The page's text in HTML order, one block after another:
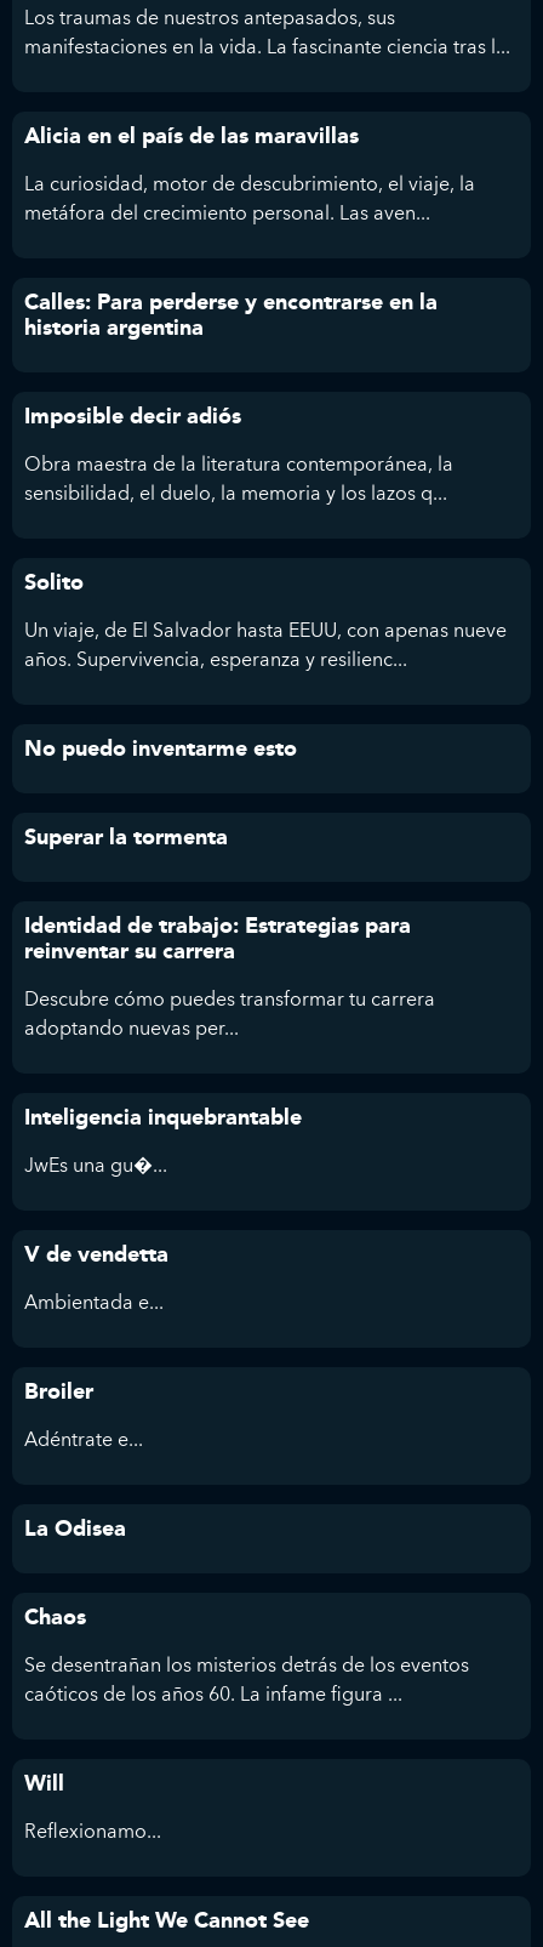
Los traumas de nuestros antepasados, sus
manifestaciones en la vida. La fascinante ciencia tras l...
Alicia en el país de las maravillas
La curiosidad, motor de descubrimiento, el viaje, la
metáfora del crecimiento personal. Las aven...
Calles: Para perderse y encontrarse en la
historia argentina
Imposible decir adiós
Obra maestra de la literatura contemporánea, la
sensibilidad, el duelo, la memoria y los lazos q...
Solito
Un viaje, de El Salvador hasta EEUU, con apenas nueve
años. Supervivencia, esperanza y resilienc...
No puedo inventarme esto
Superar la tormenta
Identidad de trabajo: Estrategias para
reinventar su carrera
Descubre cómo puedes transformar tu carrera
adoptando nuevas per...
Inteligencia inquebrantable
JwEs una gu�...
V de vendetta
Ambientada e...
Broiler
Adéntrate e...
La Odisea
Chaos
Se desentrañan los misterios detrás de los eventos
caóticos de los años 60. La infame figura ...
Will
Reflexionamo...
All the Light We Cannot See